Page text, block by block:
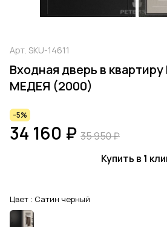
Арт. SKU-14611
Входная дверь в квартиру
МЕДЕЯ (2000)
-5%
34 160 ₽ 35 950 ₽
Купить в 1
Цвет : Сатин черный